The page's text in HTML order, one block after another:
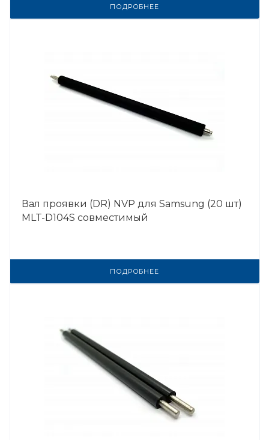
ПОДРОБНЕЕ
Вал проявки (DR) NVP для Samsung (20 шт)
MLT-D104S совместимый
ПОДРОБНЕЕ